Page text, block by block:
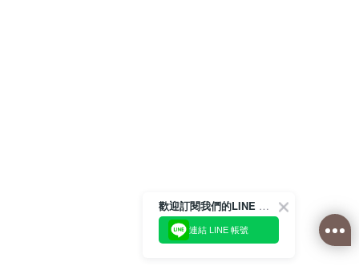
歡迎訂閱我們的LINE 官方帳號
連結 LINE 帳號